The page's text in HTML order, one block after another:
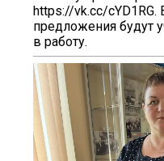
https://vk.cc/cYD1RG.
предложения будут
в работу.